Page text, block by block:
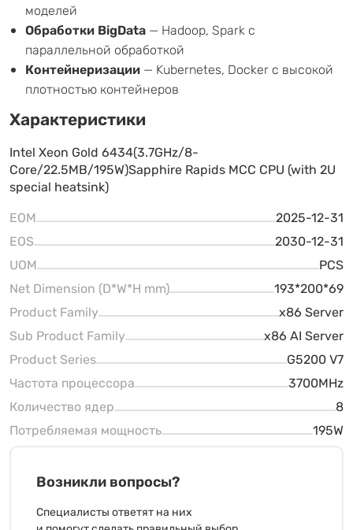
моделей
Обработки BigData — Hadoop, Spark с
параллельной обработкой
Контейнеризации — Kubernetes, Docker с высокой
плотностью контейнеров
Характеристики
Intel Xeon Gold 6434(3.7GHz/8-
Core/22.5MB/195W)Sapphire Rapids MCC CPU (with 2U
special heatsink)
EOM
2025-12-31
EOS
2030-12-31
UOM
PCS
Net Dimension (D*W*H mm)
193*200*69
Product Family
x86 Server
Sub Product Family
x86 AI Server
Product Series
G5200 V7
Частота процессора
3700MHz
Количество ядер
8
Потребляемая мощность
195W
Возникли вопросы?
Специалисты ответят на них